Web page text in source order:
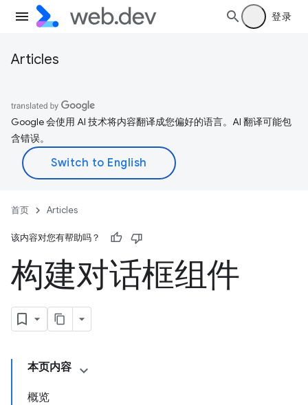
登录
Articles
Google 会使用 AI 技术将内容翻译成您偏好的语言。AI 翻译可能包
含错误。
首页 Articles
该内容对您有帮助吗？
构建对话框组件
本页内容
概览